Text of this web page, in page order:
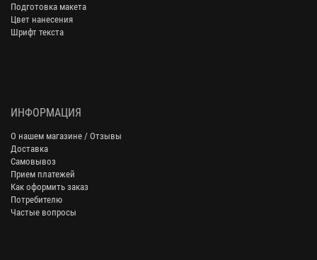
Подготовка макета
Цвет нанесения
Шрифт текста
ИНФОРМАЦИЯ
О нашем магазине / Отзывы
Доставка
Самовывоз
Прием платежей
Как оформить заказ
Потребителю
Частые вопросы